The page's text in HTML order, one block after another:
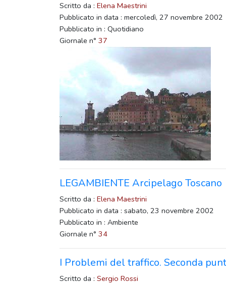
Scritto da : Elena Maestrini
Pubblicato in data : mercoledì, 27 novembre 2002
Pubblicato in : Quotidiano
Giornale n° 37
LEGAMBIENTE Arcipelago Toscano
Scritto da : Elena Maestrini
Pubblicato in data : sabato, 23 novembre 2002
Pubblicato in : Ambiente
Giornale n° 34
I Problemi del traffico. Seconda
Scritto da : Sergio Rossi